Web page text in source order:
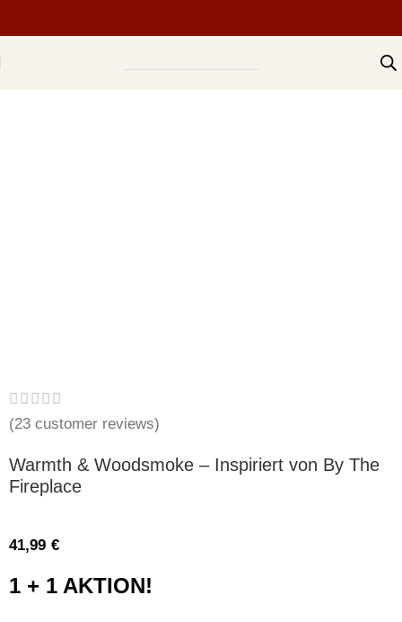
(23 customer reviews)
Warmth & Woodsmoke – Inspiriert von By The
Fireplace
41,99 €
1 + 1 AKTION!